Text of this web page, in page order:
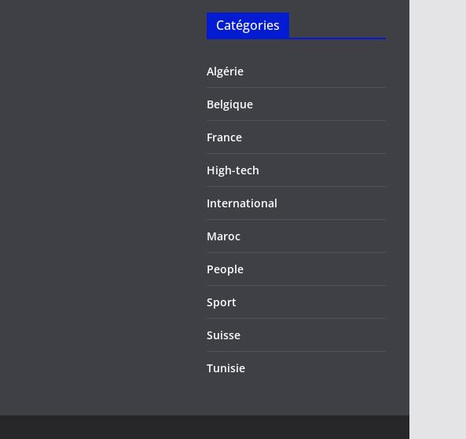
Catégories
Algérie
Belgique
France
High-tech
International
Maroc
People
Sport
Suisse
Tunisie